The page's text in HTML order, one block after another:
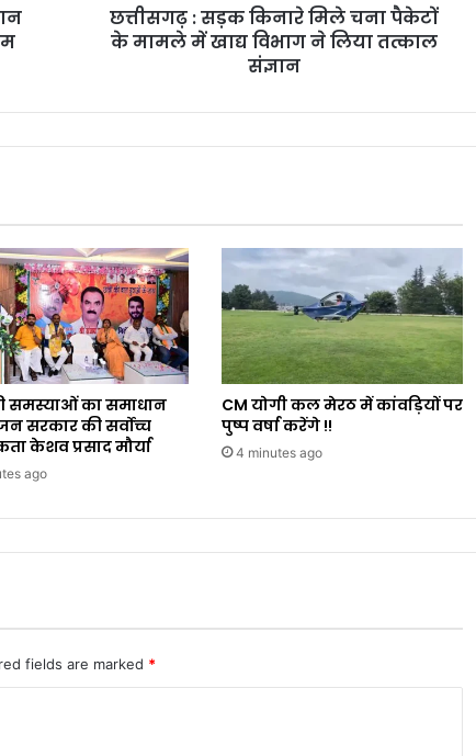
छत्तीसगढ़ : सड़क किनारे मिले चना पैकेटों
के मामले में खाद्य विभाग ने लिया तत्काल
संज्ञान
समस्याओं का समाधान
सरकार की सर्वोच्च
केशव प्रसाद मौर्या
ago
CM योगी कल मेरठ में कांवड़ियों पर
पुष्प वर्षा करेंगे !!
4 minutes ago
fields are marked *